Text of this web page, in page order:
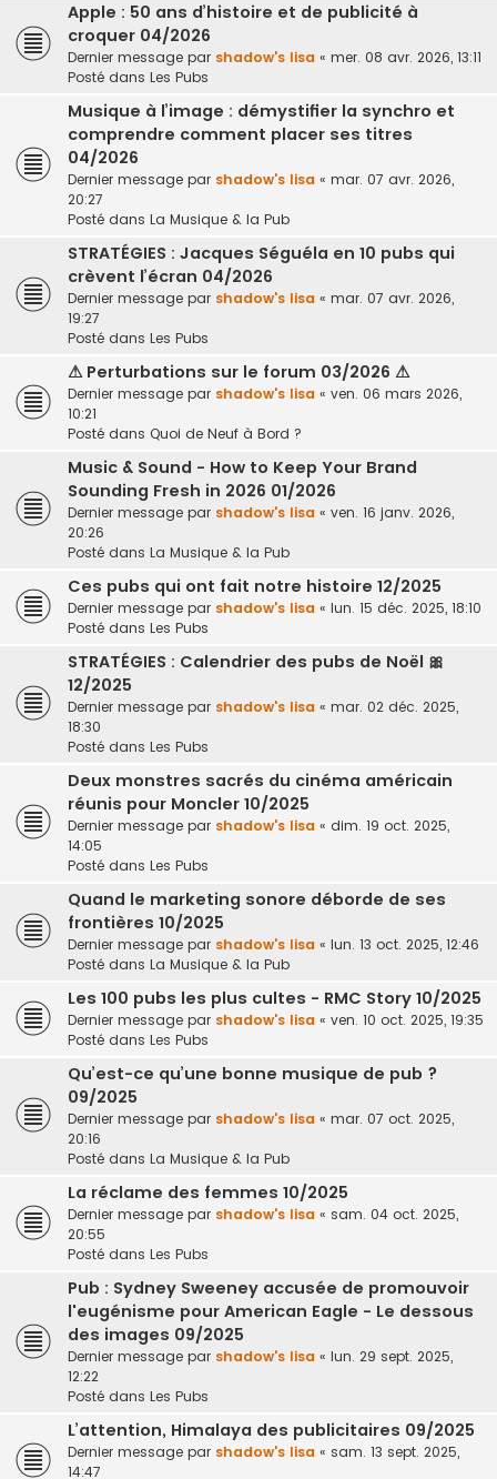
Apple : 50 ans d’histoire et de publicité à
croquer 04/2026
Dernier message par shadow's lisa « mer. 08 avr. 2026, 13:11
Posté dans Les Pubs
Musique à l’image : démystifier la synchro et
comprendre comment placer ses titres
04/2026
Dernier message par shadow's lisa « mar. 07 avr. 2026,
20:27
Posté dans La Musique & la Pub
STRATÉGIES : Jacques Séguéla en 10 pubs qui
crèvent l’écran 04/2026
Dernier message par shadow's lisa « mar. 07 avr. 2026,
19:27
Posté dans Les Pubs
⚠ Perturbations sur le forum 03/2026 ⚠
Dernier message par shadow's lisa « ven. 06 mars 2026,
10:21
Posté dans Quoi de Neuf à Bord ?
Music & Sound - How to Keep Your Brand
Sounding Fresh in 2026 01/2026
Dernier message par shadow's lisa « ven. 16 janv. 2026,
20:26
Posté dans La Musique & la Pub
Ces pubs qui ont fait notre histoire 12/2025
Dernier message par shadow's lisa « lun. 15 déc. 2025, 18:10
Posté dans Les Pubs
STRATÉGIES : Calendrier des pubs de Noël 🎀
12/2025
Dernier message par shadow's lisa « mar. 02 déc. 2025,
18:30
Posté dans Les Pubs
Deux monstres sacrés du cinéma américain
réunis pour Moncler 10/2025
Dernier message par shadow's lisa « dim. 19 oct. 2025,
14:05
Posté dans Les Pubs
Quand le marketing sonore déborde de ses
frontières 10/2025
Dernier message par shadow's lisa « lun. 13 oct. 2025, 12:46
Posté dans La Musique & la Pub
Les 100 pubs les plus cultes - RMC Story 10/2025
Dernier message par shadow's lisa « ven. 10 oct. 2025, 19:35
Posté dans Les Pubs
Qu’est-ce qu’une bonne musique de pub ?
09/2025
Dernier message par shadow's lisa « mar. 07 oct. 2025,
20:16
Posté dans La Musique & la Pub
La réclame des femmes 10/2025
Dernier message par shadow's lisa « sam. 04 oct. 2025,
20:55
Posté dans Les Pubs
Pub : Sydney Sweeney accusée de promouvoir
l'eugénisme pour American Eagle - Le dessous
des images 09/2025
Dernier message par shadow's lisa « lun. 29 sept. 2025,
12:22
Posté dans Les Pubs
L’attention, Himalaya des publicitaires 09/2025
Dernier message par shadow's lisa « sam. 13 sept. 2025,
14:47